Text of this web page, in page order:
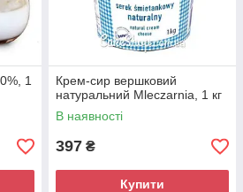
1
Крем-сир вершковий
натуральний Mleczarnia, 1 кг
В наявності
397 ₴
Купити